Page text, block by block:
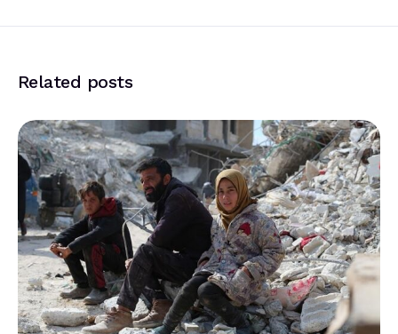
Related posts